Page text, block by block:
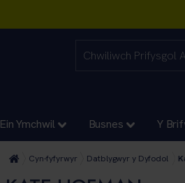
Ein Ymchwil Busnes Y
Cyn-fyfyrwyr Datblygwyr y Dyfodol